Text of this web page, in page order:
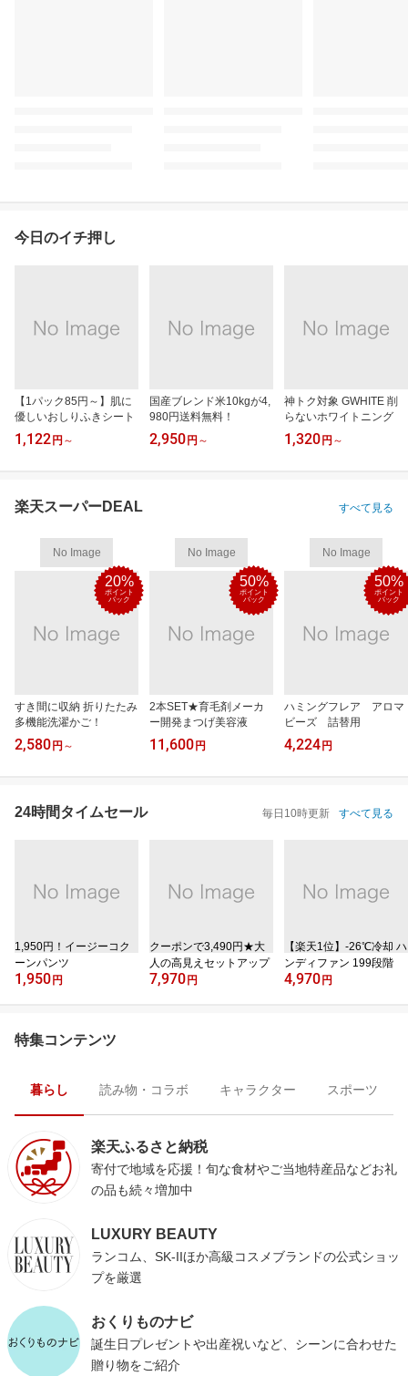
今日のイチ押し
【1パック85円～】肌に
優しいおしりふきシート
1,122 円 ～
国産ブレンド米10kgが4,
980円送料無料！
2,950 円 ～
神トク対象 GWHITE 削
らないホワイトニング
1,320 円 ～
楽天スーパーDEAL すべて見る
No Image
20%
ポイント
バック
すき間に収納 折りたたみ
多機能洗濯かご！
2,580 円 ～
No Image
50%
ポイント
バック
2本SET★育毛剤メーカ
ー開発まつげ美容液
11,600 円
No Image
50%
ポイント
バック
ハミングフレア アロマ
ビーズ 詰替用
4,224 円
24時間タイムセール 毎日10時更新 すべて見る
1,950円！イージーコク
ーンパンツ
1,950 円
クーポンで3,490円★大
人の高見えセットアップ
7,970 円
【楽天1位】‐26℃冷却 ハ
ンディファン 199段階
4,970 円
特集コンテンツ
暮らし 読み物・コラボ キャラクター スポーツ
楽天ふるさと納税
寄付で地域を応援！旬な食材やご当地特産品などお礼
の品も続々増加中
LUXURY BEAUTY
ランコム、SK-IIほか高級コスメブランドの公式ショッ
プを厳選
おくりものナビ
誕生日プレゼントや出産祝いなど、シーンに合わせた
贈り物をご紹介